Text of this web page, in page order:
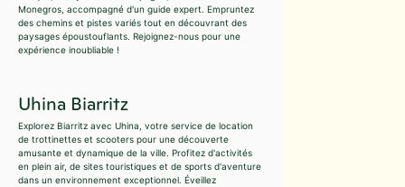
Monegros, accompagné d'un guide expert. Empruntez
des chemins et pistes variés tout en découvrant des
paysages époustouflants. Rejoignez-nous pour une
expérience inoubliable !
Uhina Biarritz
Explorez Biarritz avec Uhina, votre service de location
de trottinettes et scooters pour une découverte
amusante et dynamique de la ville. Profitez d'activités
en plein air, de sites touristiques et de sports d'aventure
dans un environnement exceptionnel. Éveillez